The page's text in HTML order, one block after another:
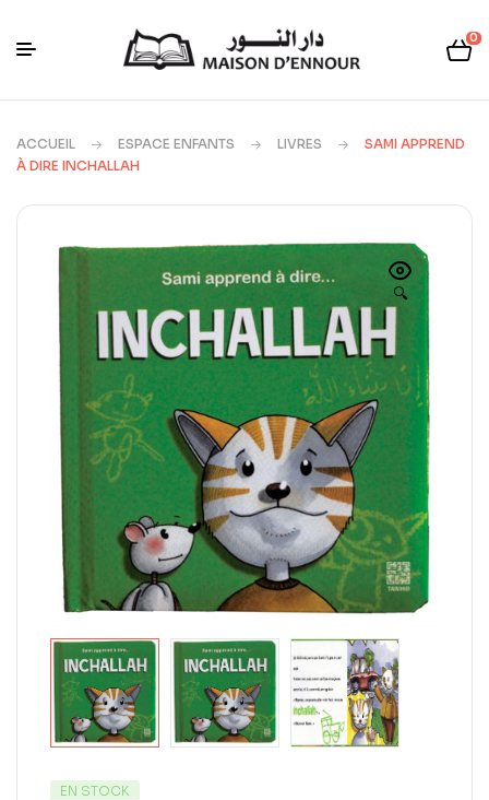
0
ACCUEIL ESPACE ENFANTS LIVRES
SAMI APPREND
À DIRE INCHALLAH
🔍
EN STOCK